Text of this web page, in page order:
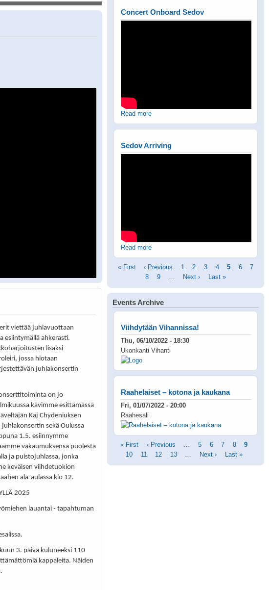
viettää juhlavuottaan
esiintymällä ahkerasti.
lisäksi
jossa hiotaan
juhlakonsertin
on jo
kävimme esittämässä
Kaj Chydeniuksen
juhlakonsertin sekä Oulussa
1.5. esiinnymme
vakaumuksensa puolesta
ja puistojuhlassa, jonka
keväisen viihdetuokion
ala-aulassa klo 12.
2025
lauantai - tapahtuman
3. päivä kuluneeksi 110
kappaleita. Näiden
Concert Onboard Sedov
Read more
Sedov Arriving
Read more
Pagination
First
« First
Previous
page
‹ Previous Page
1 Page
2 Page
3 Page
4
Current
5 Page
6 Page
7
Page
8 Page
9 …
Next
page
Next ›
Last
page
Last »
Events Archive
Viihdytään Vihannissa!
Thu, 06/10/2022 - 18:30
Ukonkanti Vihanti
Raahelaiset – kotona ja kaukana
Fri, 01/07/2022 - 20:00
Raahesali
Pagination
First
page
« First
Previous
page
‹ Previous … Page
5 Page
6 Page
7 Page
8
Current
9
10
Page
11 Page
12 Page
13 …
Next
page
Next ›
Last
page
Last »